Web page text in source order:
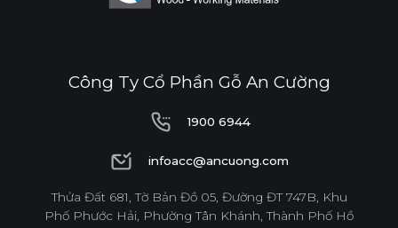
Công Ty Cổ Phần Gỗ An Cường
1900 6944
1900 6944
infoacc@ancuong.com
infoacc@ancuong.com
Thửa Đất 681, Tờ Bản Đồ 05, Đường ĐT 747B, Khu
Phố Phước Hải, Phường Tân Khánh, Thành Phố Hồ